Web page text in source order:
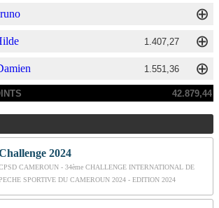
⊕
1.407,27 ⊕
1.551,36 ⊕
42.879,44
2024
CAMEROUN - 34ème CHALLENGE INTERNATIONAL DE
SPORTIVE DU CAMEROUN 2024 - EDITION 2024